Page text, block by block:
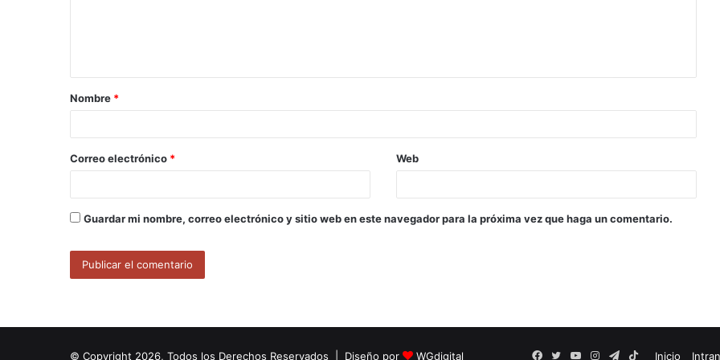
a
r
*
Nombre *
Correo electrónico * Web
Guardar mi nombre, correo electrónico y sitio web en este navegador para la próxima vez que haga un comentario.
© Copyright 2026, Todos los Derechos Reservados | Diseño por WGdigital Inicio
Facebook
TwitterYouTubeInstagramTelegram
TikTok